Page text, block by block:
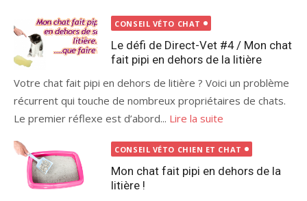
CONSEIL VÉTO CHAT
Le défi de Direct-Vet #4 / Mon chat
fait pipi en dehors de la litière
Votre chat fait pipi en dehors de litière ? Voici un problème
récurrent qui touche de nombreux propriétaires de chats.
Le premier réflexe est d’abord... Lire la suite
CONSEIL VÉTO CHIEN ET CHAT
Mon chat fait pipi en dehors de la
litière !